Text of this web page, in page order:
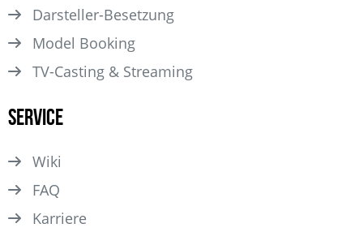
Darsteller­-Besetzung
Model Booking
TV-Casting & Streaming
Service
Wiki
FAQ
Karriere